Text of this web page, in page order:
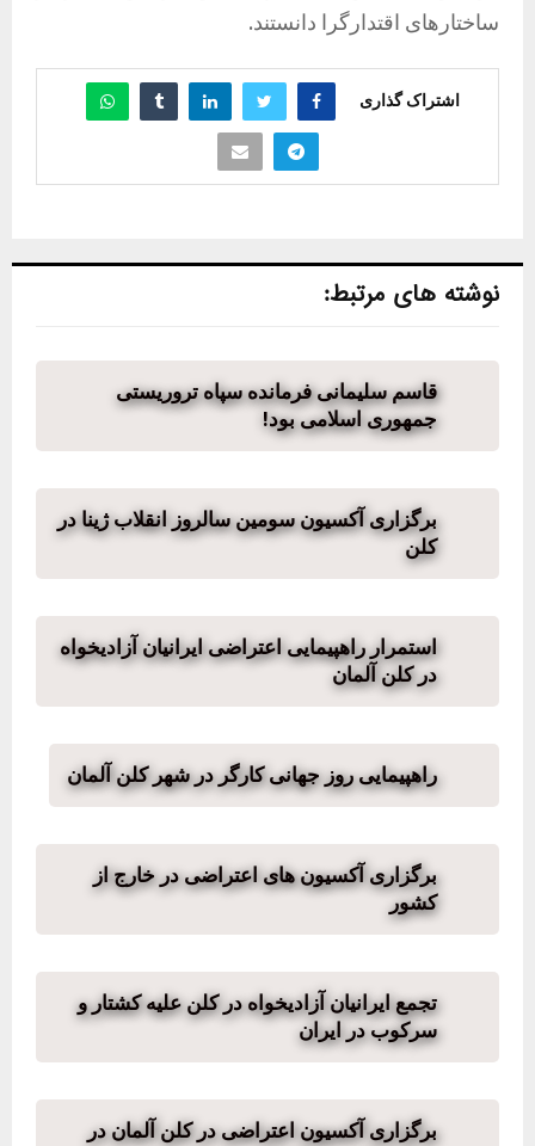
ساختارهای اقتدارگرا دانستند.
اشتراک گذاری
نوشته های مرتبط:
قاسم سلیمانی فرمانده سپاه تروریستی
جمهوری اسلامی بود!
برگزاری آکسیون سومین سالروز انقلاب ژینا در
کلن
استمرار راهپیمایی اعتراضی ایرانیان آزادیخواه
در کلن آلمان
راهپیمایی روز جهانی کارگر در شهر کلن آلمان
برگزاری آکسیون های اعتراضی در خارج از
کشور
تجمع ایرانیان آزادیخواه در کلن علیه کشتار و
سرکوب در ایران
برگزاری آکسیون اعتراضی در کلن آلمان در